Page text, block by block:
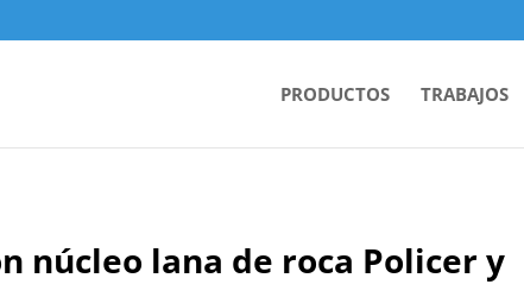
PRODUCTOS TRABAJOS
núcleo lana de roca Policer y